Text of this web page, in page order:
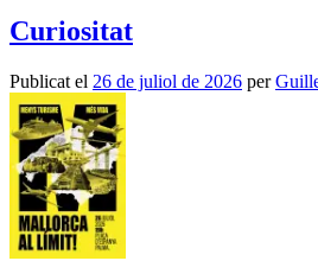
Curiositat
Publicat el 26 de juliol de 2026 per